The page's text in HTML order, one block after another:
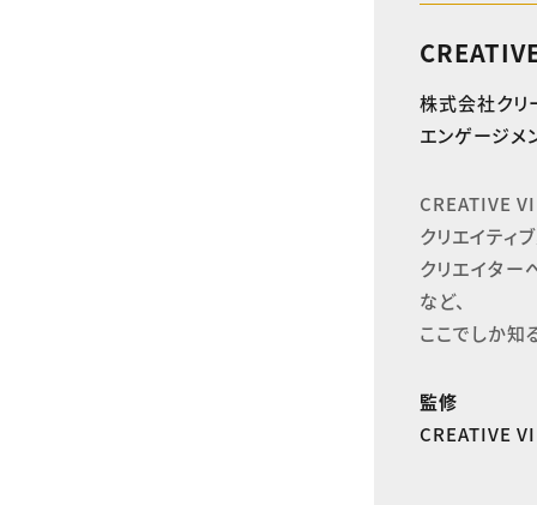
株式会社クリ
エンゲージメ
CREATIVE
クリエイティ
クリエイター
など、
ここでしか知
監修
CREATIVE